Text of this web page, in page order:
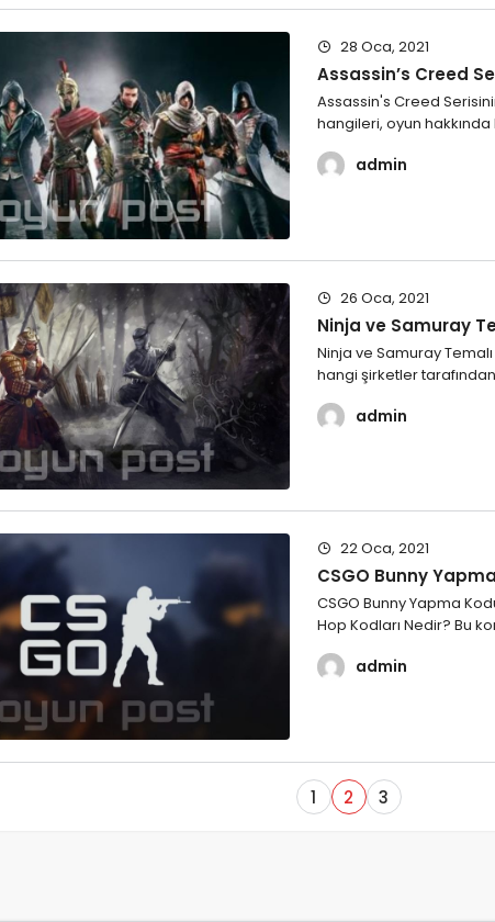
28 Oca, 2021
Assassin’s Creed
Assassin's Creed
hangileri, oyun
admin
26 Oca, 2021
Ninja ve Samuray
Ninja ve Samuray
hangi şirketler
admin
22 Oca, 2021
CSGO Bunny
CSGO Bunny Yapma
Hop Kodları Nedir? Bu
admin
1 2 3